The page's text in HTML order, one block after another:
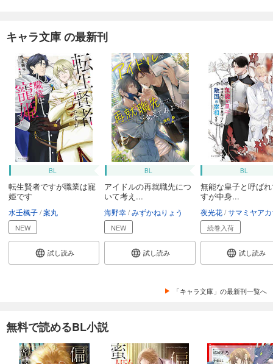
キャラ文庫 の最新刊
BL
転生賢者ですが職業は寵
姫です
水壬楓子 案丸
NEW
試し読み
BL
アイドルの再就職先につ
いて考え...
海野幸 みずかねりょう
NEW
試し読み
BL
無能な皇子と呼ば
すが中身...
夜光花 サマミヤア
続巻入荷
試し読み
「キャラ文庫」の最新刊一覧へ
無料で読めるBL小説